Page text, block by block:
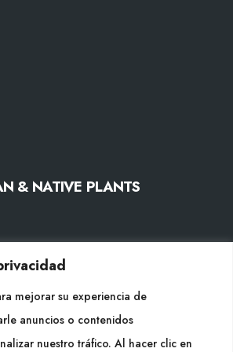
mejorar su experiencia de
anuncios o contenidos
nuestro tráfico. Al hacer clic en
& NATIVE PLANTS